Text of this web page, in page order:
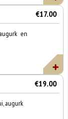
€17.00
en
€19.00
augurk